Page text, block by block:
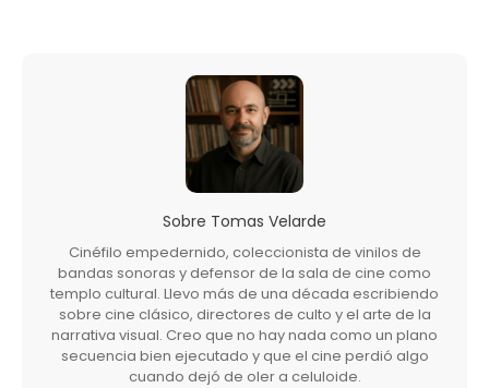
Sobre Tomas Velarde
Cinéfilo empedernido, coleccionista de vinilos de
bandas sonoras y defensor de la sala de cine como
templo cultural. Llevo más de una década escribiendo
sobre cine clásico, directores de culto y el arte de la
narrativa visual. Creo que no hay nada como un plano
secuencia bien ejecutado y que el cine perdió algo
cuando dejó de oler a celuloide.